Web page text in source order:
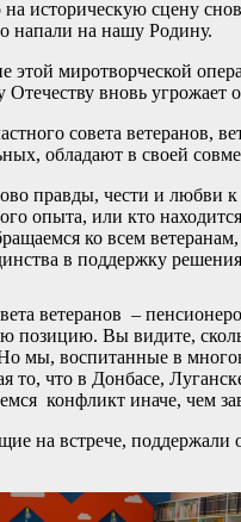
историческую сцену
напали на нашу Родину.
миротворческой
Отечеству вновь
совета ветеранов,
обладают в своей
правды, чести и
опыта, или кто
ко всем
в поддержку
ветеранов –
позицию. Вы видите,
мы, воспитанные в
то, что в Донбасе,
конфликт иначе, чем
на встрече, поддержали